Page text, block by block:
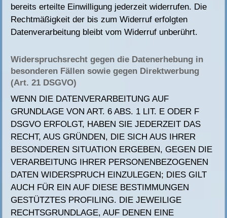
bereits erteilte Einwilligung jederzeit widerrufen. Die
Rechtmäßigkeit der bis zum Widerruf erfolgten
Datenverarbeitung bleibt vom Widerruf unberührt.
Widerspruchsrecht gegen die Datenerhebung in
besonderen Fällen sowie gegen Direktwerbung
(Art. 21 DSGVO)
WENN DIE DATENVERARBEITUNG AUF
GRUNDLAGE VON ART. 6 ABS. 1 LIT. E ODER F
DSGVO ERFOLGT, HABEN SIE JEDERZEIT DAS
RECHT, AUS GRÜNDEN, DIE SICH AUS IHRER
BESONDEREN SITUATION ERGEBEN, GEGEN DIE
VERARBEITUNG IHRER PERSONENBEZOGENEN
DATEN WIDERSPRUCH EINZULEGEN; DIES GILT
AUCH FÜR EIN AUF DIESE BESTIMMUNGEN
GESTÜTZTES PROFILING. DIE JEWEILIGE
RECHTSGRUNDLAGE, AUF DENEN EINE